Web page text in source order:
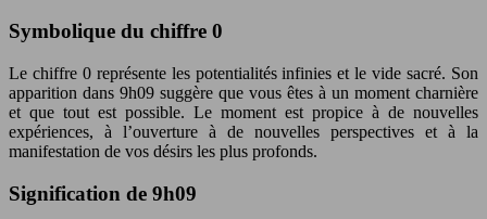
Symbolique du chiffre 0
Le chiffre 0 représente les potentialités infinies et le vide sacré. Son
apparition dans 9h09 suggère que vous êtes à un moment charnière
et que tout est possible. Le moment est propice à de nouvelles
expériences, à l’ouverture à de nouvelles perspectives et à la
manifestation de vos désirs les plus profonds.
Signification de 9h09